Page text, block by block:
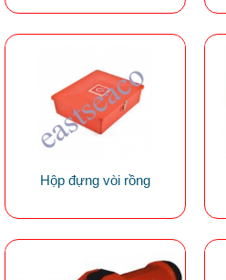
Hộp đựng vòi rồng